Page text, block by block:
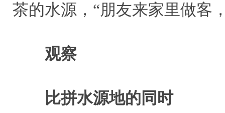
茶的水源，“朋友来家里做客
观察
比拼水源地的同时